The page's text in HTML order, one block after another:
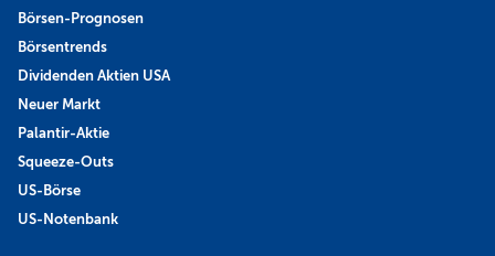
Börsen-Prognosen
Börsentrends
Dividenden Aktien USA
Neuer Markt
Palantir-Aktie
Squeeze-Outs
US-Börse
US-Notenbank